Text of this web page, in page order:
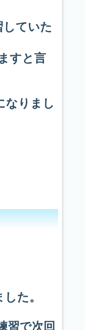
ていた
すと言
なりまし
た。
習で次回